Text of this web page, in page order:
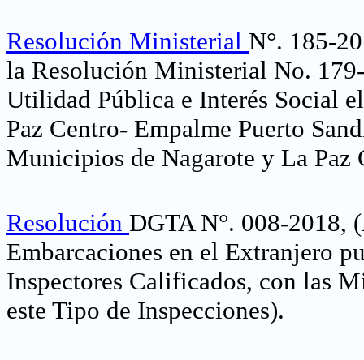
Resolución Ministerial N°. 185-
la Resolución Ministerial No.
Utilidad Pública e Interés Social
Paz Centro- Empalme Puerto
Municipios de Nagarote y La Paz
Resolución DGTA N°. 008-2018,
Embarcaciones en el Extranjero
Inspectores Calificados, con las
este Tipo de Inspecciones).